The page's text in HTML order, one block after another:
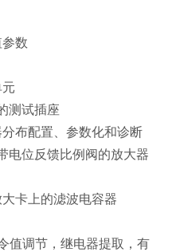
数
测试插座
布配置、参数化和诊断
电位反馈比例阀的放大器
卡上的滤波电容器
值调节，继电器提取，有